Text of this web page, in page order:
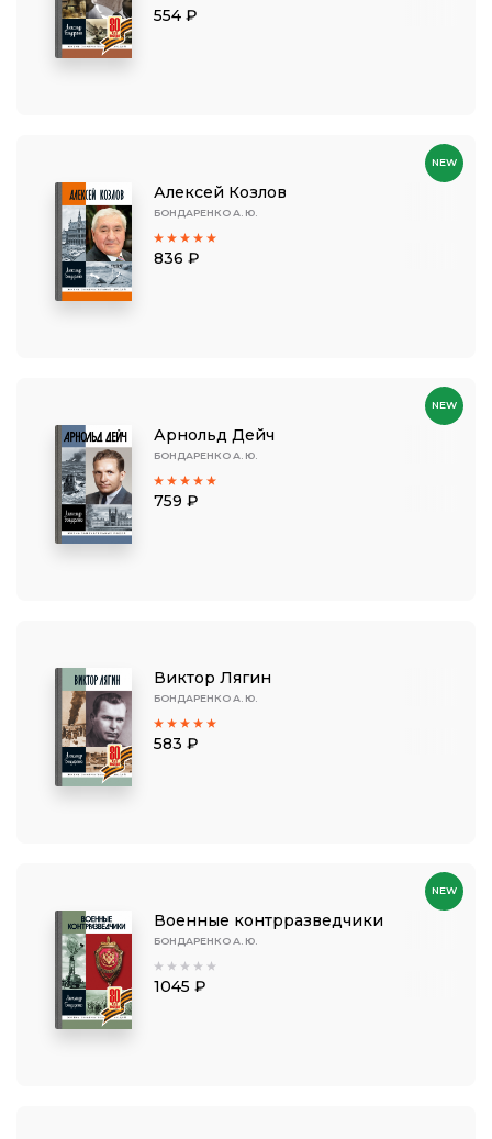
554 ₽
Алексей Козлов
БОНДАРЕНКО А. Ю.
836 ₽
NEW
Арнольд Дейч
БОНДАРЕНКО А. Ю.
759 ₽
NEW
Виктор Лягин
БОНДАРЕНКО А. Ю.
583 ₽
Военные контрразведчики
БОНДАРЕНКО А. Ю.
1045 ₽
NEW